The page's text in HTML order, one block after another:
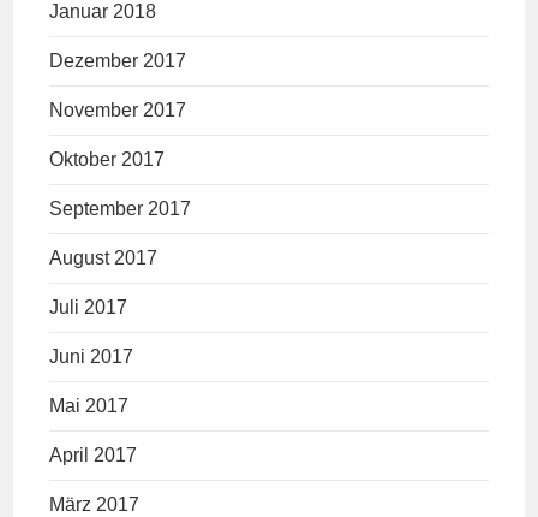
Januar 2018
Dezember 2017
November 2017
Oktober 2017
September 2017
August 2017
Juli 2017
Juni 2017
Mai 2017
April 2017
März 2017